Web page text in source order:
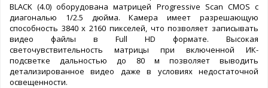
BLACK (4.0) оборудована матрицей Progressive Scan CMOS с
диагональю 1/2.5 дюйма. Камера имеет разрешающую
способность 3840 x 2160 пикселей, что позволяет записывать
видео файлы в Full HD формате. Высокая
светочувствительность матрицы при включенной ИК-
подсветке дальностью до 80 м позволяет выводить
детализированное видео даже в условиях недостаточной
освещенности.